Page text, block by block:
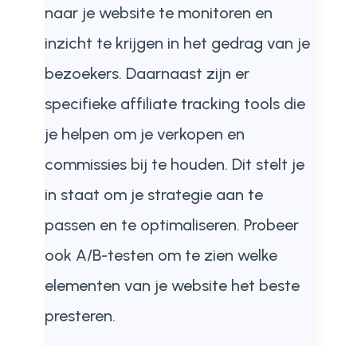
naar je website te monitoren en
inzicht te krijgen in het gedrag van je
bezoekers. Daarnaast zijn er
specifieke affiliate tracking tools die
je helpen om je verkopen en
commissies bij te houden. Dit stelt je
in staat om je strategie aan te
passen en te optimaliseren. Probeer
ook A/B-testen om te zien welke
elementen van je website het beste
presteren.